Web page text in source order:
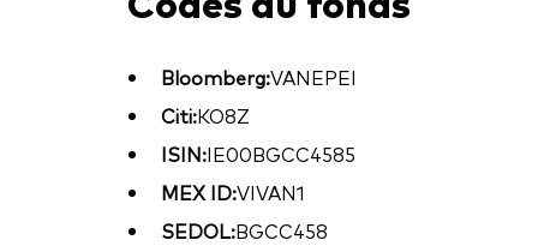
Bloomberg:VANEPEI
Citi:KO8Z
ISIN:IE00BGCC4585
MEX ID:VIVAN1
SEDOL:BGCC458